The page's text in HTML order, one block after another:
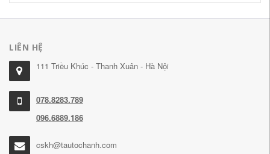
LIÊN HỆ
111 Triều Khúc - Thanh Xuân - Hà Nội
078.8283.789
096.6889.186
cskh@tautochanh.com